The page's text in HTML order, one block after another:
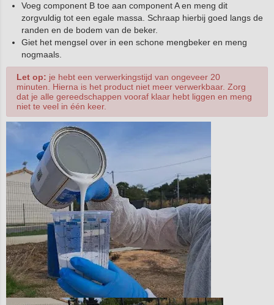
Voeg component B toe aan component A en meng dit
zorgvuldig tot een egale massa. Schraap hierbij goed langs de
randen en de bodem van de beker.
Giet het mengsel over in een schone mengbeker en meng
nogmaals.
Let op: je hebt een verwerkingstijd van ongeveer 20
minuten. Hierna is het product niet meer verwerkbaar. Zorg
dat je alle gereedschappen vooraf klaar hebt liggen en meng
niet te veel in één keer.